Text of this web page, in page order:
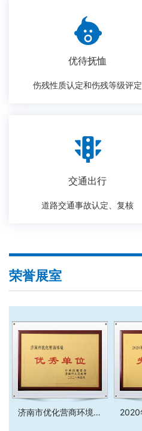
优待抚恤
伤残性质认定和伤残等级评定
交通出行
道路交通事故认定、复核
荣誉展室
济南市优化营商环境优秀单位